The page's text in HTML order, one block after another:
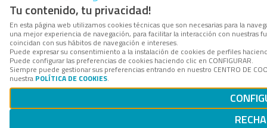
Tu contenido, tu privacidad!
En esta página web utilizamos cookies técnicas que son necesarias para la
una mejor experiencia de navegación, para facilitar la interacción con
coincidan con sus hábitos de navegación e intereses.
Puede expresar su consentimiento a la instalación de cookies de perfiles
Puede configurar las preferencias de cookies haciendo clic en CONFIGURAR.
Siempre puede gestionar sus preferencias entrando en nuestro CENTRO DE
nuestra POLÍTICA DE COOKIES.